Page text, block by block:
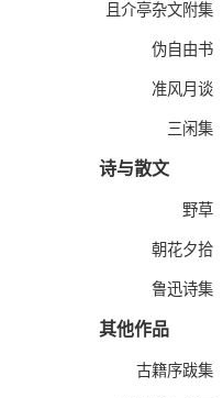
且介亭杂文附集
伪自由书
准风月谈
三闲集
诗与散文
野草
朝花夕拾
鲁迅诗集
其他作品
古籍序跋集